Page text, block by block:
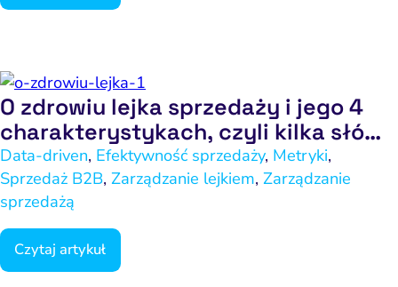
Zacznij od
i budowanie popytu
i pozycjonowanie
Strona i konwersja
Pomiar i atrybucja
CRM i obsługa leadów
Ryzyko i zgodność
Wybierz
Analityka i atrybucja
i kontrola ryzyka
Content marketing
E-mail marketing
automation i CRM
Outsourcing IT
Software House
Napraw utratę
Napraw
O zdrowiu lejka sprzedaży i jego 4
charakterystykach, czyli kilka słów
na gorący temat – część 1
Data-driven, Efektywność sprzedaży, Metryki,
Sprzedaż B2B, Zarządzanie lejkiem, Zarządzanie
sprzedażą
Czytaj artykuł